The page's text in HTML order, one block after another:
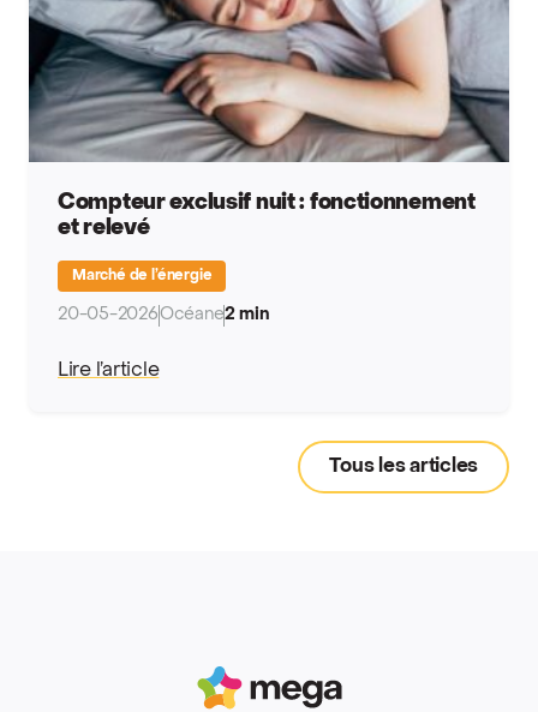
Compteur exclusif nuit : fonctionnement
et relevé
Marché de l’énergie
20-05-2026Océane2 min
Lire l’article
Tous les articles
Mega